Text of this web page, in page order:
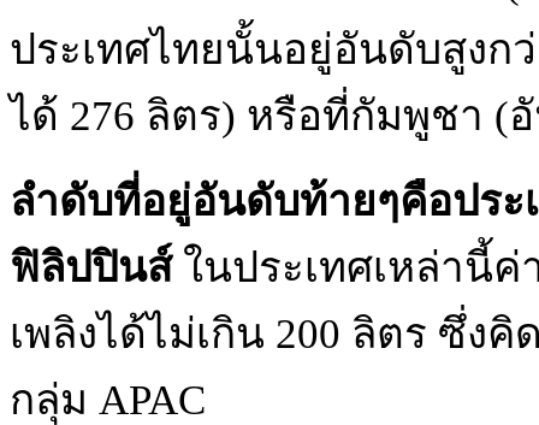
ประเทศไทยนั้นอยู่อันดับสูงก
ได้ 276 ลิตร) หรือที่กัมพูชา (
ลำดับที่อยู่อันดับท้ายๆคือประ
ฟิลิปปินส์ในประเทศเหล่านี้ค่
เพลิงได้ไม่เกิน 200 ลิตร ซึ่ง
กลุ่ม APAC